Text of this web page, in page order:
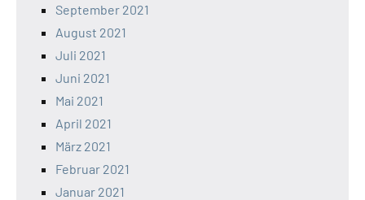
September 2021
August 2021
Juli 2021
Juni 2021
Mai 2021
April 2021
März 2021
Februar 2021
Januar 2021